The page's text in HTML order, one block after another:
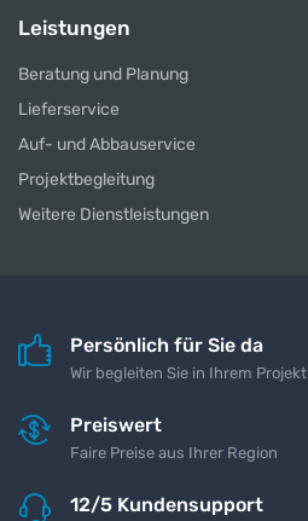
Leistungen
Beratung und Planung
Lieferservice
Auf- und Abbauservice
Projektbegleitung
Weitere Dienstleistungen
Persönlich für Sie da
Wir begleiten Sie in Ihrem Projekt
Preiswert
Faire Preise aus Ihrer Region
12/5 Kundensupport